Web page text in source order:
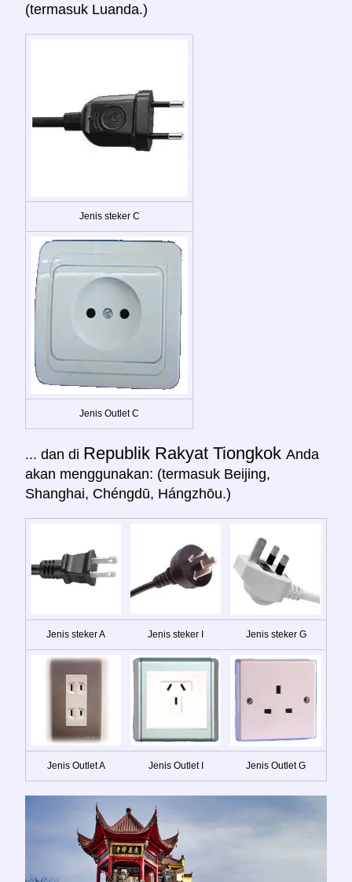
(termasuk Luanda.)
Jenis steker C
Jenis Outlet C
... dan di Republik Rakyat Tiongkok Anda
akan menggunakan: (termasuk Beijing,
Shanghai, Chéngdū, Hángzhōu.)
Jenis steker A Jenis steker I Jenis steker G
Jenis Outlet A Jenis Outlet I Jenis Outlet G